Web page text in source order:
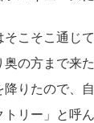
こそこ通じ
奥の方まで来
降りたので、
トリー」と呼